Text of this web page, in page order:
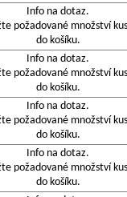
Info na dotaz.
požadované množství
do košíku.
Info na dotaz.
požadované množství
do košíku.
Info na dotaz.
požadované množství
do košíku.
Info na dotaz.
požadované množství
do košíku.